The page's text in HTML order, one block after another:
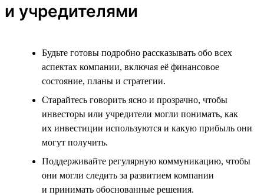
и учредителями
Будьте готовы подробно рассказывать обо всех
аспектах компании, включая её финансовое
состояние, планы и стратегии.
Старайтесь говорить ясно и прозрачно, чтобы
инвесторы или учредители могли понимать, как
их инвестиции используются и какую прибыль они
могут получить.
Поддерживайте регулярную коммуникацию, чтобы
они могли следить за развитием компании
и принимать обоснованные решения.